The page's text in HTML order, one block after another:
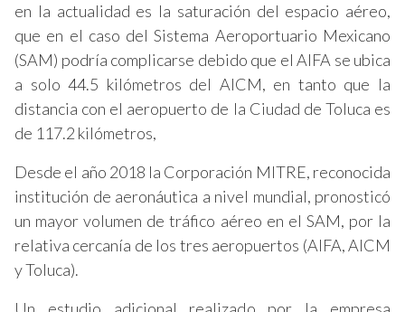
en la actualidad es la saturación del espacio aéreo,
que en el caso del Sistema Aeroportuario Mexicano
(SAM) podría complicarse debido que el AIFA se ubica
a solo 44.5 kilómetros del AICM, en tanto que la
distancia con el aeropuerto de la Ciudad de Toluca es
de 117.2 kilómetros,
Desde el año 2018 la Corporación MITRE, reconocida
institución de aeronáutica a nivel mundial, pronosticó
un mayor volumen de tráfico aéreo en el SAM, por la
relativa cercanía de los tres aeropuertos (AIFA, AICM
y Toluca).